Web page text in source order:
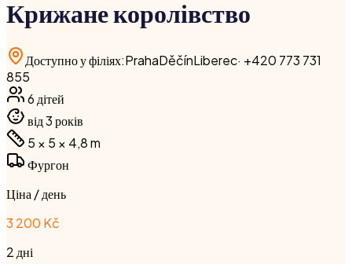
Крижане королівство
Доступно у філіях:PrahaDěčínLiberec· +420 773 731
855
6 дітей
від 3 років
5 × 5 × 4,8m
Фургон
Ціна / день
3 200 Kč
2 дні